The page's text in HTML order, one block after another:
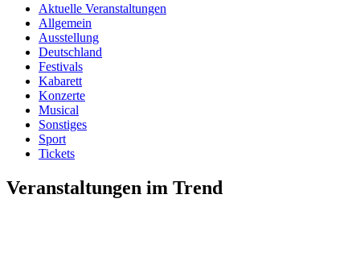
Aktuelle Veranstaltungen
Allgemein
Ausstellung
Deutschland
Festivals
Kabarett
Konzerte
Musical
Sonstiges
Sport
Tickets
Veranstaltungen im Trend